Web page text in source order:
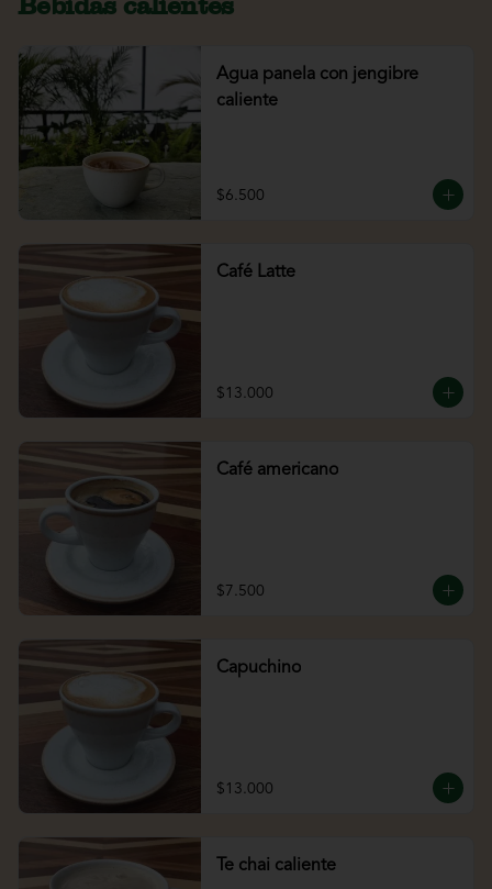
Agua panela con jengibre
caliente
$6.500
Café Latte
$13.000
Café americano
$7.500
Capuchino
$13.000
Te chai caliente